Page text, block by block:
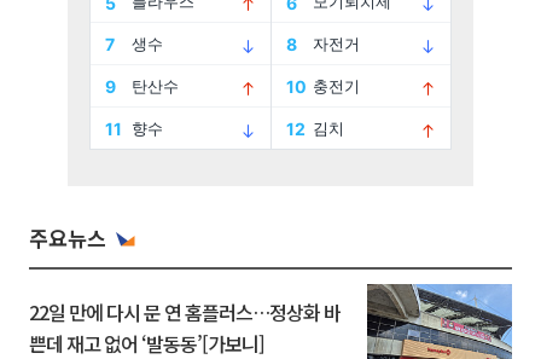
주요뉴스
22일 만에 다시 문 연 홈플러스…정상화 바
쁜데 재고 없어 ‘발동동’[가보니]